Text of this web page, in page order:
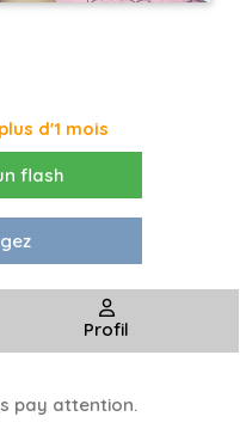
d'1 mois
flash
Profil
pay attention.